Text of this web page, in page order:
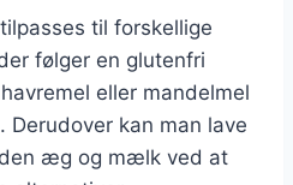
til forskellige
følger en glutenfri
eller mandelmel
kan man lave
æg og mælk ved at